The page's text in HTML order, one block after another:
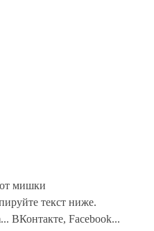
мишки
текст ниже.
ВКонтакте, Facebook...